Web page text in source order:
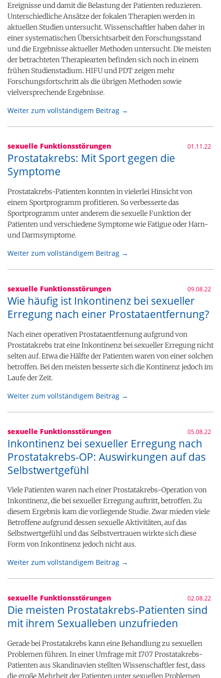
Ereignisse und damit die Belastung der Patienten reduzieren.
Unterschiedliche Ansätze der fokalen Therapien werden in
aktuellen Studien untersucht. Wissenschaftler haben daher in
einer systematischen Übersichtsarbeit den Forschungsstand
und die Ergebnisse aktueller Methoden untersucht. Die meisten
der betrachteten Therapiearten befinden sich noch in einem
frühen Studienstadium. HIFU und PDT zeigen mehr
Forschungsfortschritt als die übrigen Methoden sowie
vielversprechende Ergebnisse.
Weiter zum vollständigem Beitrag →
sexuelle Funktionsstörungen 01.11.22
Prostatakrebs: Mit Sport gegen die
Symptome
Prostatakrebs-Patienten konnten in vielerlei Hinsicht von
einem Sportprogramm profitieren. So verbesserte das
Sportprogramm unter anderem die sexuelle Funktion der
Patienten und verschiedene Symptome wie Fatigue oder Harn-
und Darmsymptome.
Weiter zum vollständigem Beitrag →
sexuelle Funktionsstörungen 09.08.22
Wie häufig ist Inkontinenz bei sexueller
Erregung nach einer Prostataentfernung?
Nach einer operativen Prostataentfernung aufgrund von
Prostatakrebs trat eine Inkontinenz bei sexueller Erregung nicht
selten auf. Etwa die Hälfte der Patienten waren von einer solchen
betroffen. Bei den meisten besserte sich die Kontinenz jedoch im
Laufe der Zeit.
Weiter zum vollständigem Beitrag →
sexuelle Funktionsstörungen 05.08.22
Inkontinenz bei sexueller Erregung nach
Prostatakrebs-OP: Auswirkungen auf das
Selbstwertgefühl
Viele Patienten waren nach einer Prostatakrebs-Operation von
Inkontinenz, die bei sexueller Erregung auftritt, betroffen. Zu
diesem Ergebnis kam die vorliegende Studie. Zwar mieden viele
Betroffene aufgrund dessen sexuelle Aktivitäten, auf das
Selbstwertgefühl und das Selbstvertrauen wirkte sich diese
Form von Inkontinenz jedoch nicht aus.
Weiter zum vollständigem Beitrag →
sexuelle Funktionsstörungen 02.08.22
Die meisten Prostatakrebs-Patienten sind
mit ihrem Sexualleben unzufrieden
Gerade bei Prostatakrebs kann eine Behandlung zu sexuellen
Problemen führen. In einer Umfrage mit 1707 Prostatakrebs-
Patienten aus Skandinavien stellten Wissenschaftler fest, dass
die große Mehrheit der Patienten unter sexuellen Problemen